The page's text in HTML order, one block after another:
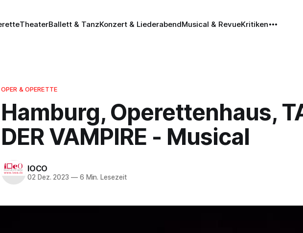
TheaterBallett & TanzKonzert & LiederabendMusical & RevueKritiken
OPER & OPERETTE
Hamburg, Operettenhaus,
DER VAMPIRE - Musical
IOCO
02 Dez. 2023 —6 Min. Lesezeit